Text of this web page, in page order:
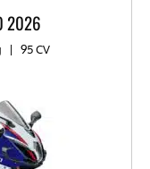
2026
| 95 CV